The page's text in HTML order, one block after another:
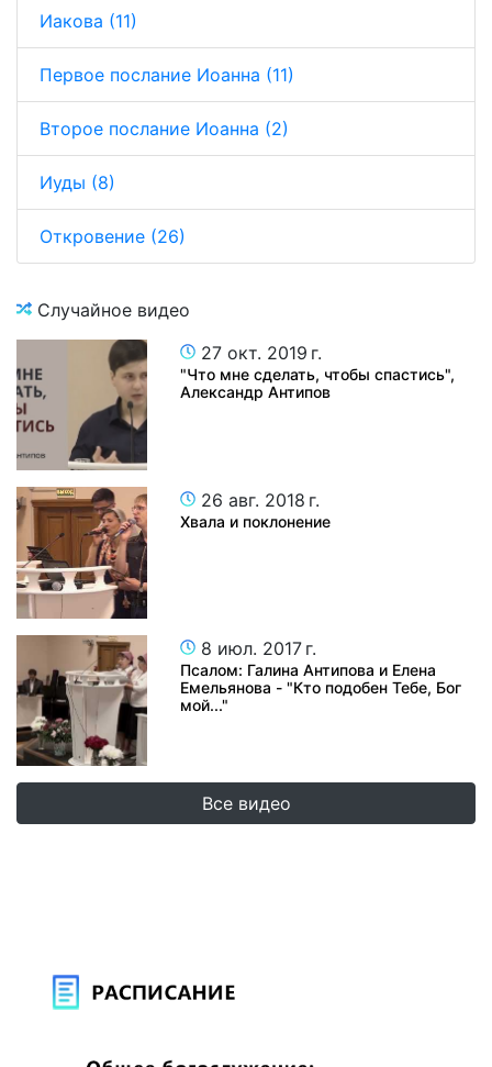
Иакова (11)
Первое послание Иоанна (11)
Второе послание Иоанна (2)
Иуды (8)
Откровение (26)
Случайное видео
27 окт. 2019 г.
"Что мне сделать, чтобы спастись",
Александр Антипов
26 авг. 2018 г.
Хвала и поклонение
8 июл. 2017 г.
Псалом: Галина Антипова и Елена
Емельянова - "Кто подобен Тебе, Бог
мой..."
Все видео